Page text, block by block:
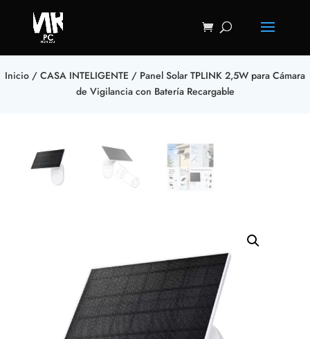
Inicio / CASA INTELIGENTE / Panel Solar TPLINK 2,5W para Cámara
de Vigilancia con Batería Recargable